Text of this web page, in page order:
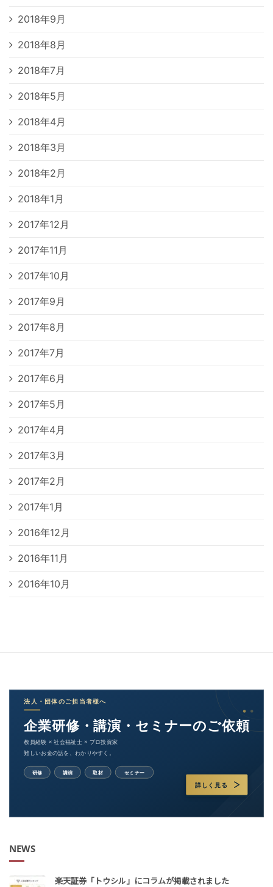
2018年9月
2018年8月
2018年7月
2018年5月
2018年4月
2018年3月
2018年2月
2018年1月
2017年12月
2017年11月
2017年10月
2017年9月
2017年8月
2017年7月
2017年6月
2017年5月
2017年4月
2017年3月
2017年2月
2017年1月
2016年12月
2016年11月
2016年10月
NEWS
楽天証券「トウシル」にコラムが掲載されました